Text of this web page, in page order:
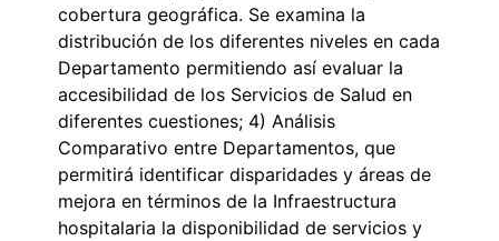
cobertura geográfica. Se examina la
distribución de los diferentes niveles en cada
Departamento permitiendo así evaluar la
accesibilidad de los Servicios de Salud en
diferentes cuestiones; 4) Análisis
Comparativo entre Departamentos, que
permitirá identificar disparidades y áreas de
mejora en términos de la Infraestructura
hospitalaria la disponibilidad de servicios y